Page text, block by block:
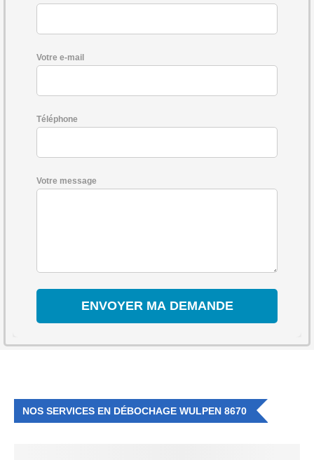
Votre e-mail
Téléphone
Votre message
NOS SERVICES EN DÉBOCHAGE WULPEN 8670